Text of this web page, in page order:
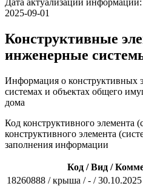
2025-09-01
Конструктивные
инженерные
Информация о конструктивных
системах и объектах общего
дома
Код конструктивного элемента
конструктивного элемента
заполнения информации
Код / Вид /
18260888 / крыша / - / 30.10.2025